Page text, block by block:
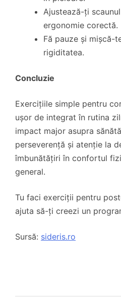
Ajustează-ți
ergonomie corectă.
Fă pauze și mișcă-
rigiditatea.
Concluzie
Exercițiile simple pentru
ușor de integrat în rutina
impact major asupra
perseverență și atenție la
îmbunătățiri în confortul
general.
Tu faci exerciții pentru
ajuta să-ți creezi un
Sursă: sideris.ro